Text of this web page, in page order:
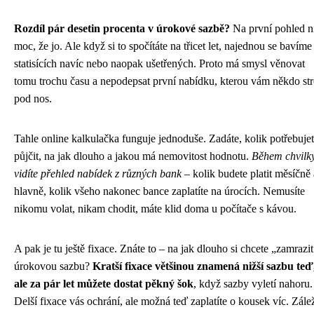
Rozdíl pár desetin procenta v úrokové sazbě? Na první pohled
moc, že jo. Ale když si to spočítáte na třicet let, najednou se bavíme
statisících navíc nebo naopak ušetřených. Proto má smysl věnovat
tomu trochu času a nepodepsat první nabídku, kterou vám někdo
pod nos.
Tahle online kalkulačka funguje jednoduše. Zadáte, kolik
půjčit, na jak dlouho a jakou má nemovitost hodnotu. Během
vidíte přehled nabídek z různých bank– kolik budete platit měsíčně
hlavně, kolik všeho nakonec bance zaplatíte na úrocích. Nemusíte
nikomu volat, nikam chodit, máte klid doma u počítače s kávou.
A pak je tu ještě fixace. Znáte to – na jak dlouho si chcete „zamrazit
úrokovou sazbu? Kratší fixace většinou znamená nižší sazbu
ale za pár let můžete dostat pěkný šok, když sazby vyletí nahoru.
Delší fixace vás ochrání, ale možná teď zaplatíte o kousek víc.